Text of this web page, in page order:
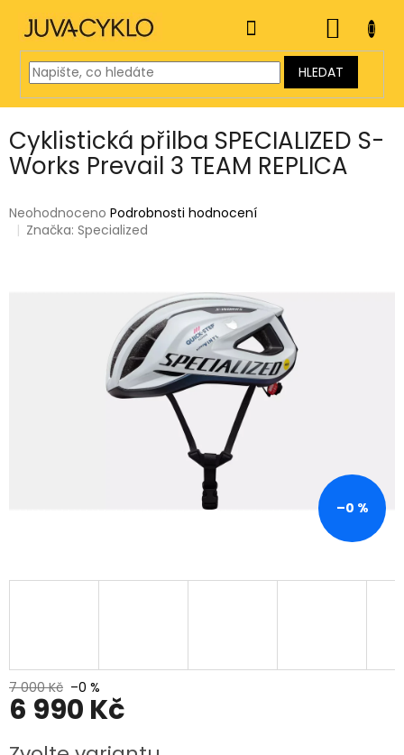
obsah
HLEDAT
KOŠÍK
Cyklistická přilba SPECIALIZED S-
Works Prevail 3 TEAM REPLICA
Průměrné
hodnocení
Neohodnoceno Podrobnosti hodnocení
Značka:Specialized
–0 %
7 000 Kč –0 %
6 990 Kč